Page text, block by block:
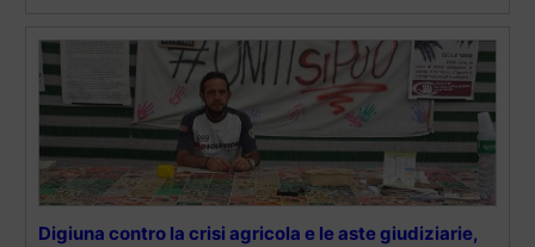
Digiuna contro la crisi agricola e le aste giudiziarie,